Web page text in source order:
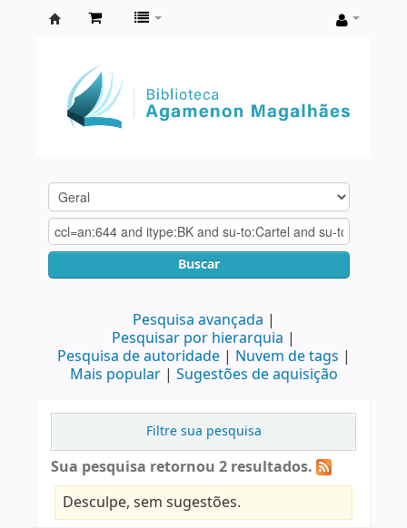
Agamenon
Magalhães
Buscar
Pesquisa avançada
Pesquisar por hierarquia
Pesquisa de autoridade
Nuvem de tags
Mais popular
Sugestões de aquisição
Filtre sua pesquisa
Sua pesquisa retornou 2 resultados.
Desculpe, sem sugestões.